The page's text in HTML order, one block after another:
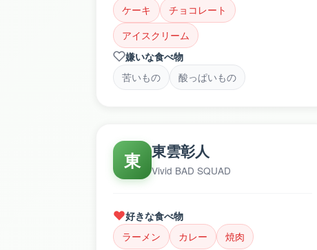
ケーキ
チョコレート
アイスクリーム
嫌いな食べ物
苦いもの
酸っぱいもの
東 東雲彰人
Vivid BAD SQUAD
好きな食べ物
ラーメン
カレー
焼肉